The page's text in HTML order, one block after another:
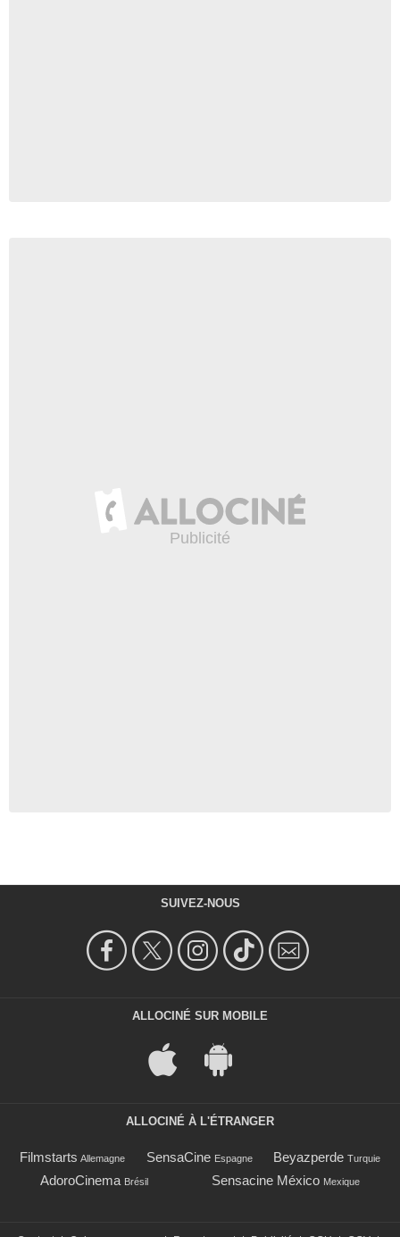
SUIVEZ-NOUS
ALLOCINÉ SUR MOBILE
ALLOCINÉ À L'ÉTRANGER
Filmstarts Allemagne SensaCine Espagne Beyazperde Turquie
AdoroCinema Brésil Sensacine México Mexique